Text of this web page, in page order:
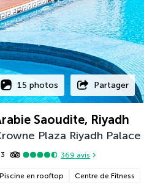
15 photos Partager
Saoudite, Riyadh
Plaza Riyadh Palace
369 avis
Piscine en rooftop Centre de Fitness